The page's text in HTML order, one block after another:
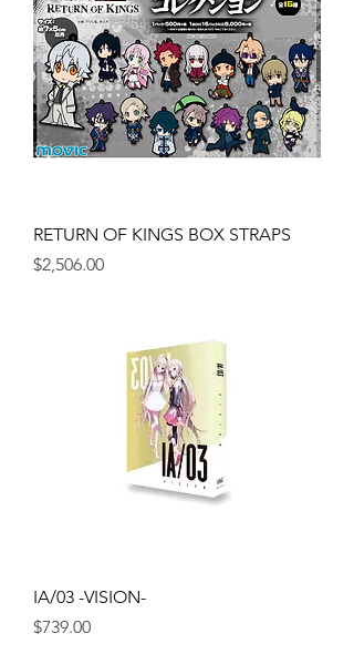
RETURN OF KINGS BOX STRAPS
Precio
$2,506.00
IA/03 -VISION-
Precio
$739.00